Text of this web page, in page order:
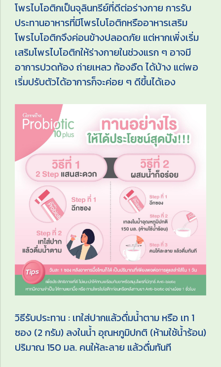
โพรไบโอติกเป็นจุลินทรีย์ที่ดีต่อร่างกาย การรับ
ประทานอาหารที่มีโพรไบโอติกหรืออาหารเสริม
โพรไบโอติกจึงค่อนข้างปลอดภัย แต่หากเพิ่งเริ่ม
เสริมโพรไบโอติกให้ร่างกายในช่วงแรก ๆ อาจมี
อาการปวดท้อง ถ่ายเหลว ท้องอืด ได้บ้าง แต่พอ
เริ่มปรับตัวได้อาการก็จะค่อย ๆ ดีขึ้นได้เอง
วิธีรับประทาน : เทใส่ปากแล้วดื่มน้ำตาม หรือ เท 1
ซอง (2 กรัม) ลงในน้ำ อุณหภูมิปกติ (ห้ามใช้น้ำร้อน)
ปริมาณ 150 มล. คนให้ละลาย แล้วดื่มทันที